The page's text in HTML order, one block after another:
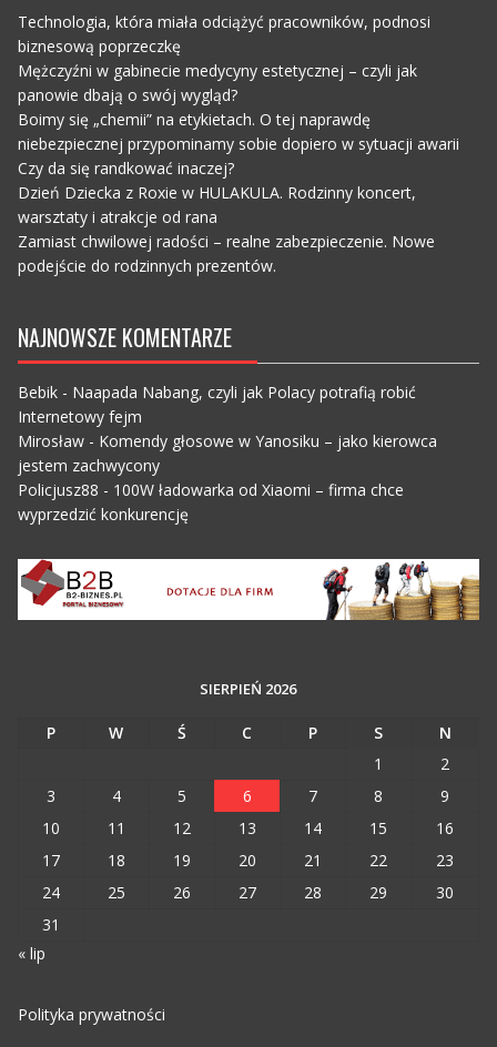
Technologia, która miała odciążyć pracowników, podnosi
biznesową poprzeczkę
Mężczyźni w gabinecie medycyny estetycznej – czyli jak
panowie dbają o swój wygląd?
Boimy się „chemii” na etykietach. O tej naprawdę
niebezpiecznej przypominamy sobie dopiero w sytuacji awarii
Czy da się randkować inaczej?
Dzień Dziecka z Roxie w HULAKULA. Rodzinny koncert,
warsztaty i atrakcje od rana
Zamiast chwilowej radości – realne zabezpieczenie. Nowe
podejście do rodzinnych prezentów.
NAJNOWSZE KOMENTARZE
Bebik- Naapada Nabang, czyli jak Polacy potrafią robić
Internetowy fejm
Mirosław- Komendy głosowe w Yanosiku – jako kierowca
jestem zachwycony
Policjusz88 - 100W ładowarka od Xiaomi – firma chce
wyprzedzić konkurencję
SIERPIEŃ 2026
P W Ś C P S
N
1
2
3
4 5 6 7 8
9
10
11 12 13 14 15
16
17
18 19 20 21 22
23
24
25 26 27 28 29
30
31
« lip
Polityka prywatności